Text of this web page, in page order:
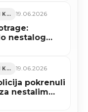
ZENIČKO-DOBOJSKI KANTON 19.06.2026
nestalog
ZENIČKO-DOBOJSKI KANTON 19.06.2026
pokrenuli
nestalim